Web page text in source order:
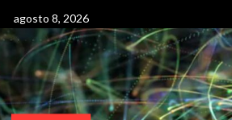
agosto 8, 2026